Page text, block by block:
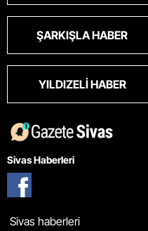
ŞARKIŞLA HABER
YILDIZELI HABER
Sivas Haberleri
Sivas haberleri